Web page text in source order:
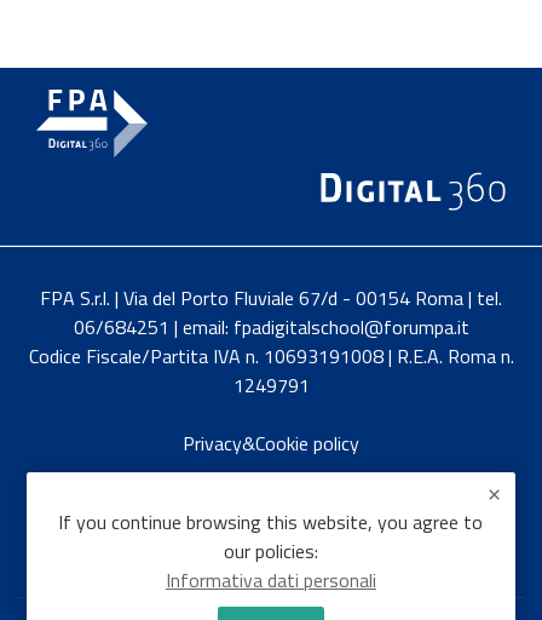
FPA S.r.l. | Via del Porto Fluviale 67/d - 00154 Roma | tel.
06/684251 | email: fpadigitalschool@forumpa.it
Codice Fiscale/Partita IVA n. 10693191008 | R.E.A. Roma n.
1249791
Privacy&Cookie policy
If you continue browsing this website, you agree to
our policies:
Informativa dati personali